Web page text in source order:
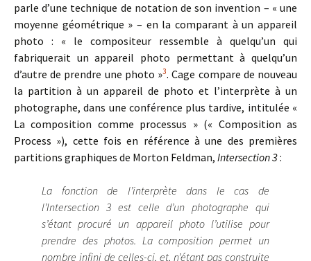
parle d’une technique de notation de son invention – « une
moyenne géométrique » – en la comparant à un appareil
photo : « le compositeur ressemble à quelqu’un qui
fabriquerait un appareil photo permettant à quelqu’un
d’autre de prendre une photo »3. Cage compare de nouveau
la partition à un appareil de photo et l’interprète à un
photographe, dans une conférence plus tardive, intitulée «
La composition comme processus » (« Composition as
Process »), cette fois en référence à une des premières
partitions graphiques de Morton Feldman, Intersection 3:
La fonction de l’interprète dans le cas de
l’Intersection 3 est celle d’un photographe qui
s’étant procuré un appareil photo l’utilise pour
prendre des photos. La composition permet un
nombre infini de celles-ci, et, n’étant pas construite